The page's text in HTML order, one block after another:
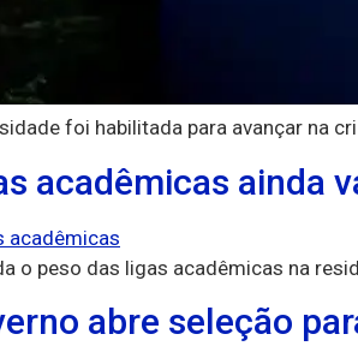
foi habilitada para avançar na
acadêmicas ainda
o peso das ligas acadêmicas na
abre seleção